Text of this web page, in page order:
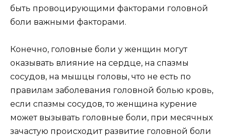
быть провоцирующими факторами головной
боли важными факторами.
Конечно, головные боли у женщин могут
оказывать влияние на сердце, на спазмы
сосудов, на мышцы головы, что не есть по
правилам заболевания головной болью кровь,
если спазмы сосудов, то женщина курение
может вызывать головные боли, при месячных
зачастую происходит развитие головной боли